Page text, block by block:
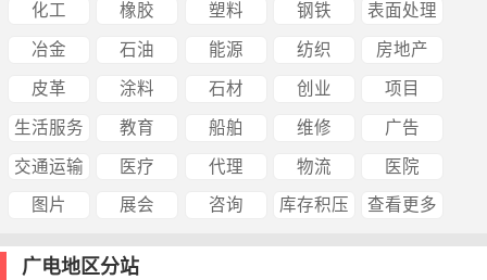
化工 橡胶 塑料 钢铁 表面处理
冶金 石油 能源 纺织 房地产
皮革 涂料 石材 创业 项目
生活服务 教育 船舶 维修 广告
交通运输 医疗 代理 物流 医院
图片 展会 咨询 库存积压 查看更多
广电地区分站